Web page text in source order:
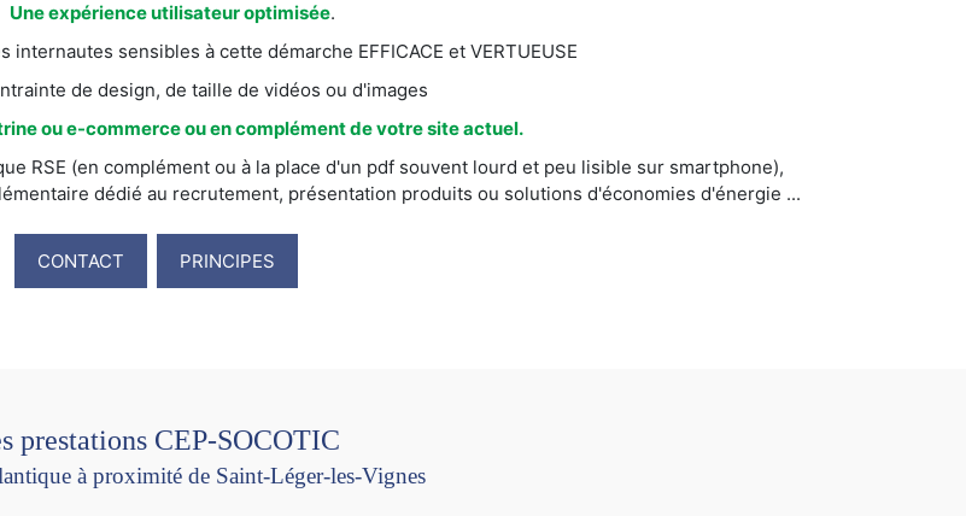
Une expérience utilisateur optimisée.
sensibles à cette démarche EFFICACE et VERTUEUSE
de design, de taille de vidéos ou d'images
ou e-commerce ou en complément de votre site actuel.
RSE (en complément ou à la place d'un pdf souvent lourd et peu lisible sur smartphone),
dédié au recrutement, présentation produits ou solutions d'économies d'énergie ...
CONTACT PRINCIPES
prestations CEP-SOCOTIC
à proximité de Saint-Léger-les-Vignes